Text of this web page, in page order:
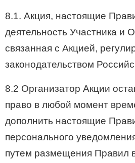
8.1. Акция, настоящие
деятельность Участника и
связанная с Акцией,
законодательством
8.2 Организатор Акции
право в любой момент
дополнить настоящие
персонального
путем размещения Правил